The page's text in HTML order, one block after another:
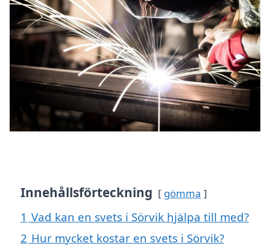
Innehållsförteckning gömma
1 Vad kan en svets i Sörvik hjälpa till med?
2 Hur mycket kostar en svets i Sörvik?